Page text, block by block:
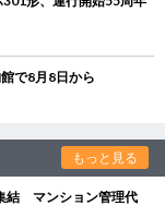
で8月8日から
もっと見る
結 マンション管理代